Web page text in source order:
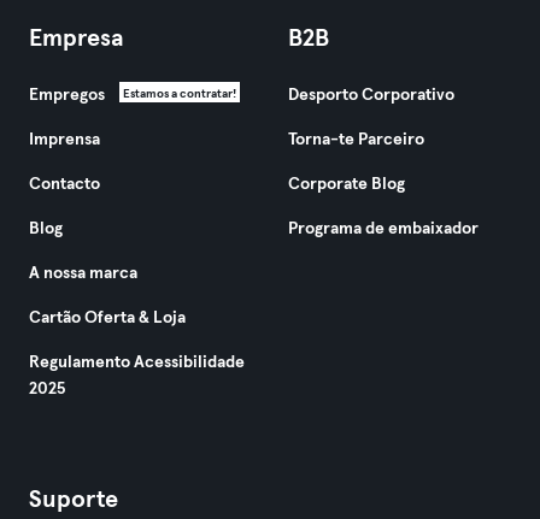
Empresa
Empregos Estamos a contratar!
Imprensa
Contacto
Blog
A nossa marca
Cartão Oferta & Loja
Regulamento Acessibilidade
2025
B2B
Desporto Corporativo
Torna-te Parceiro
Corporate Blog
Programa de embaixador
Suporte